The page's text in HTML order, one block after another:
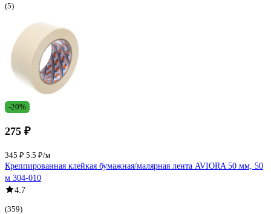
(5)
-20%
275 ₽
345 ₽ 5.5 ₽/м
Креппированная клейкая бумажная/малярная лента AVIORA 50 мм, 50
м 304-010
4.7
(359)